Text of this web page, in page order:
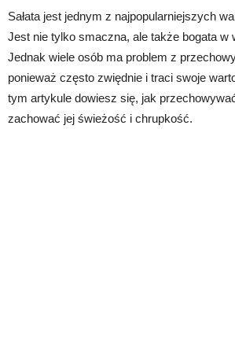
Sałata jest jednym z najpopularniejszych
Jest nie tylko smaczna, ale także bogata w
Jednak wiele osób ma problem z
ponieważ często zwiędnie i traci swoje
tym artykule dowiesz się, jak
zachować jej świeżość i chrupkość.